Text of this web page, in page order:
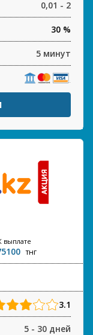
0,01 - 2
30 %
5 минут
выплате
тнг
3.1
5 - 30 дней